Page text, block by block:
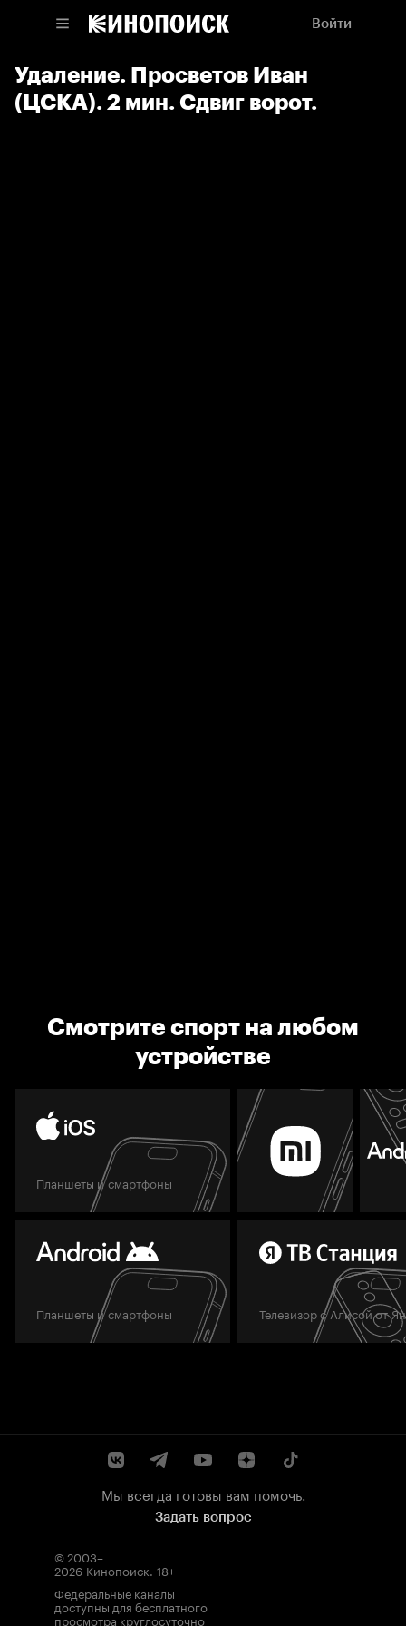
Войти
Удаление. Просветов Иван
(ЦСКА). 2 мин. Сдвиг ворот.
Смотрите спорт на любом
устройстве
Планшеты и смартфоны
Планшеты и смартфоны Телевизор с Алисой от
Мы всегда готовы вам помочь.
Задать вопрос
© 2003–
2026 Кинопоиск. 18+
Федеральные каналы
доступны для бесплатного
просмотра круглосуточно